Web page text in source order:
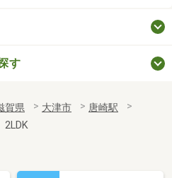
す
賀県 大津市
唐崎駅
2LDK